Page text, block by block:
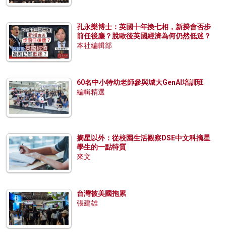
孔永樂博士：英國十年換七相，新揆會否步
前任後塵？脫歐後英國經濟為何仍然低迷？
本社編輯部
60名中小特幼老師參與城大GenAI培訓班
編輯精選
摘星以外：從校園生活觀察DSE中文科摘星
學生的一點特質
來文
台灣被美國拖累
張建雄